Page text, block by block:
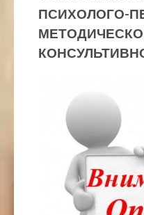
ПСИХОЛОГО-